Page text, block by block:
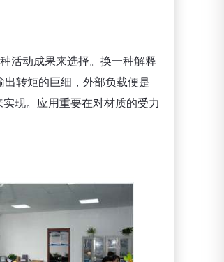
活动成果来选择。换一种解释
转矩的巨细，外部负载便是
现。应用重要在对材质的受力